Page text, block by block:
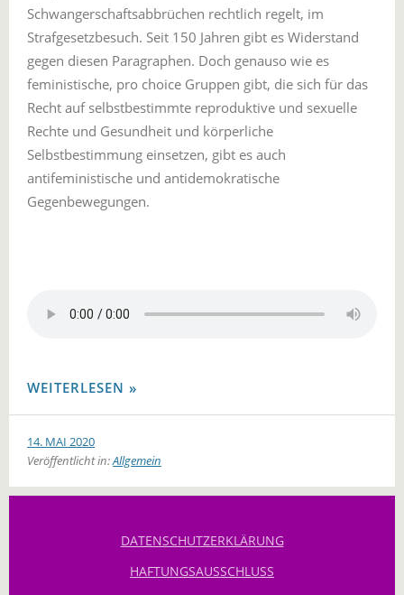
Schwangerschaftsabbrüchen rechtlich regelt, im
Strafgesetzbesuch. Seit 150 Jahren gibt es Widerstand
gegen diesen Paragraphen. Doch genauso wie es
feministische, pro choice Gruppen gibt, die sich für das
Recht auf selbstbestimmte reproduktive und sexuelle
Rechte und Gesundheit und körperliche
Selbstbestimmung einsetzen, gibt es auch
antifeministische und antidemokratische
Gegenbewegungen.
WEITERLESEN
14. MAI 2020
Veröffentlicht in:Allgemein
DATENSCHUTZERKLÄRUNG
HAFTUNGSAUSSCHLUSS